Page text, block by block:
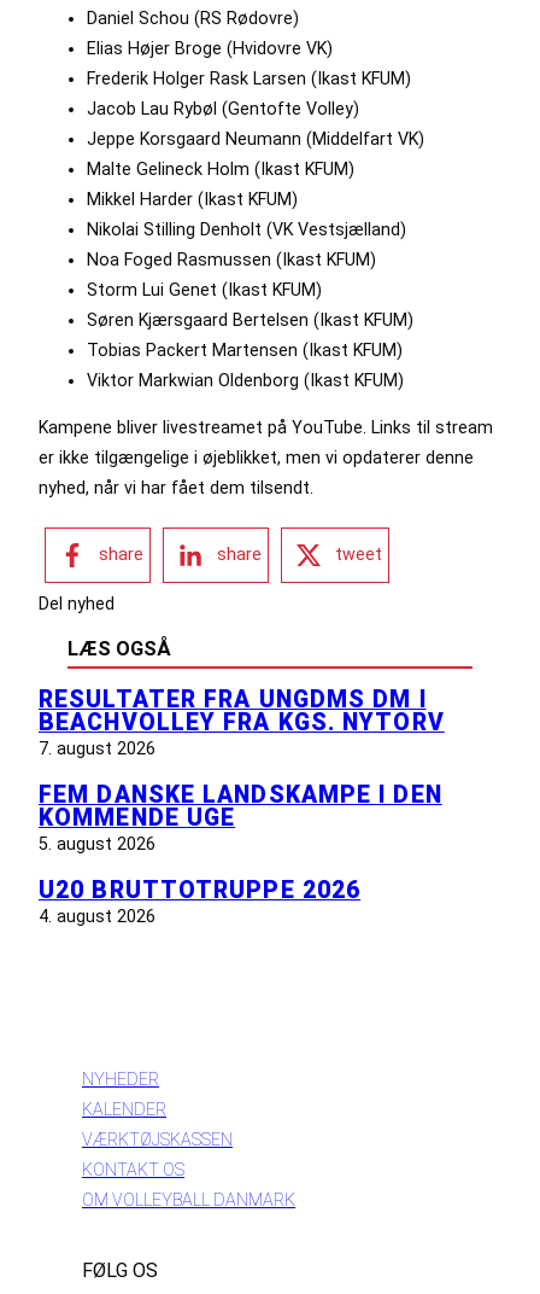
Daniel Schou (RS Rødovre)
Elias Højer Broge (Hvidovre VK)
Frederik Holger Rask Larsen (Ikast KFUM)
Jacob Lau Rybøl (Gentofte Volley)
Jeppe Korsgaard Neumann (Middelfart VK)
Malte Gelineck Holm (Ikast KFUM)
Mikkel Harder (Ikast KFUM)
Nikolai Stilling Denholt (VK Vestsjælland)
Noa Foged Rasmussen (Ikast KFUM)
Storm Lui Genet (Ikast KFUM)
Søren Kjærsgaard Bertelsen (Ikast KFUM)
Tobias Packert Martensen (Ikast KFUM)
Viktor Markwian Oldenborg (Ikast KFUM)
Kampene bliver livestreamet på YouTube. Links til stream
er ikke tilgængelige i øjeblikket, men vi opdaterer denne
nyhed, når vi har fået dem tilsendt.
share share tweet
Del nyhed
LÆS OGSÅ
RESULTATER FRA UNGDMS DM I
BEACHVOLLEY FRA KGS. NYTORV
7. august 2026
FEM DANSKE LANDSKAMPE I DEN
KOMMENDE UGE
5. august 2026
U20 BRUTTOTRUPPE 2026
4. august 2026
NYHEDER
KALENDER
VÆRKTØJSKASSEN
KONTAKT OS
OM VOLLEYBALL DANMARK
FØLG OS